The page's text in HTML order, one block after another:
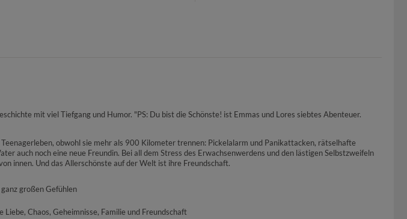
mit viel Tiefgang und Humor. "PS: Du bist die Schönste! ist Emmas und Lores siebtes Abenteuer.
obwohl sie mehr als 900 Kilometer trennen: Pickelalarm und Panikattacken, rätselhafte
auch noch eine neue Freundin. Bei all dem Stress des Erwachsenwerdens und den lästigen Selbstzweifeln
innen. Und das Allerschönste auf der Welt ist ihre Freundschaft.
großen Gefühlen
Chaos, Geheimnisse, Familie und Freundschaft